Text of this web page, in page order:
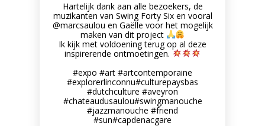
Hartelijk dank aan alle bezoekers, de
muzikanten van Swing Forty Six en vooral
@marcsaulou en Gaëlle voor het mogelijk
maken van dit project
Ik kijk met voldoening terug op al deze
inspirerende ontmoetingen.
#expo #art #artcontemporaine
#explorerlinconnu#culturepaysbas
#dutchculture #aveyron
#chateaudusaulou#swingmanouche
#jazzmanouche #friend
#sun#capdenacgare